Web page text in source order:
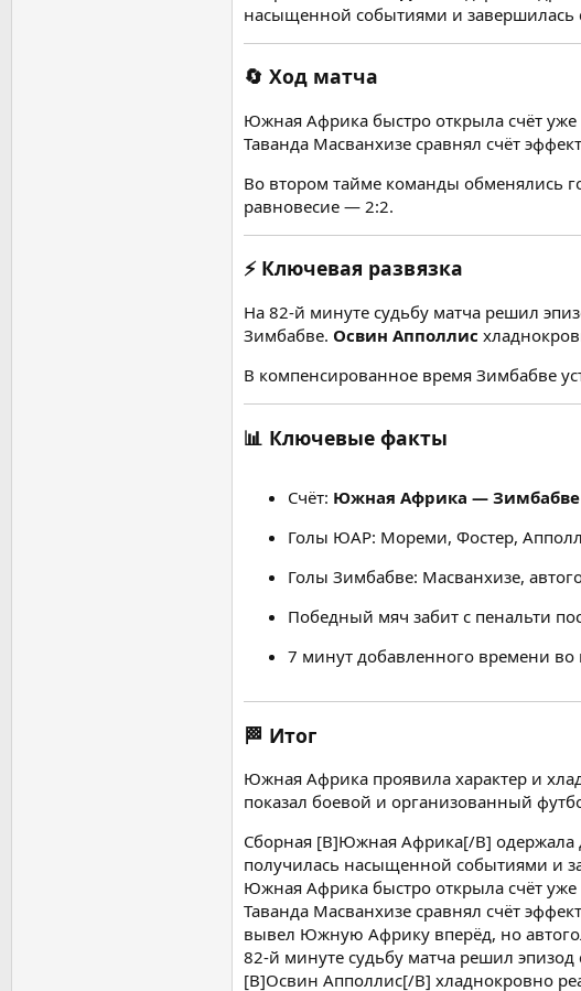
насыщенной событиями и завершилась
🔄 Ход матча
Южная Африка быстро открыла счёт
Таванда Масванхизе сравнял счёт
Во втором тайме команды обменялись
равновесие — 2:2.
⚡ Ключевая развязка
На 82-й минуте судьбу матча решил
Зимбабве. Освин Апполлис
В компенсированное время Зимбабве
📊 Ключевые факты
Счёт: Южная Африка — Зимбабве
Голы ЮАР: Мореми, Фостер,
Голы Зимбабве: Масванхизе,
Победный мяч забит с пенальти
7 минут добавленного времени во
🏁 Итог
Южная Африка проявила характер и
показал боевой и организованный
Сборная [B]Южная Африка[/B] одержала
получилась насыщенной событиями и
Южная Африка быстро открыла счёт
Таванда Масванхизе сравнял счёт
вывел Южную Африку вперёд, но
82-й минуте судьбу матча решил
[B]Освин Апполлис[/B] хладнокровно